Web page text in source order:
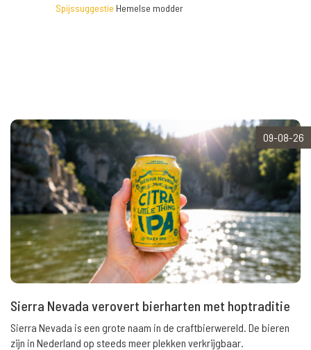
Spijssuggestie Hemelse modder
09-08-26
Sierra Nevada verovert bierharten met hoptraditie
Sierra Nevada is een grote naam in de craftbierwereld. De bieren
zijn in Nederland op steeds meer plekken verkrijgbaar.